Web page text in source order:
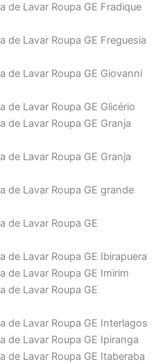
de Lavar Roupa GE Fradique
de Lavar Roupa GE Freguesia
de Lavar Roupa GE Giovanni
de Lavar Roupa GE Glicério
de Lavar Roupa GE Granja
de Lavar Roupa GE Granja
de Lavar Roupa GE grande
de Lavar Roupa GE
de Lavar Roupa GE Ibirapuera
de Lavar Roupa GE Imirim
de Lavar Roupa GE
de Lavar Roupa GE Interlagos
de Lavar Roupa GE Ipiranga
de Lavar Roupa GE Itaberaba